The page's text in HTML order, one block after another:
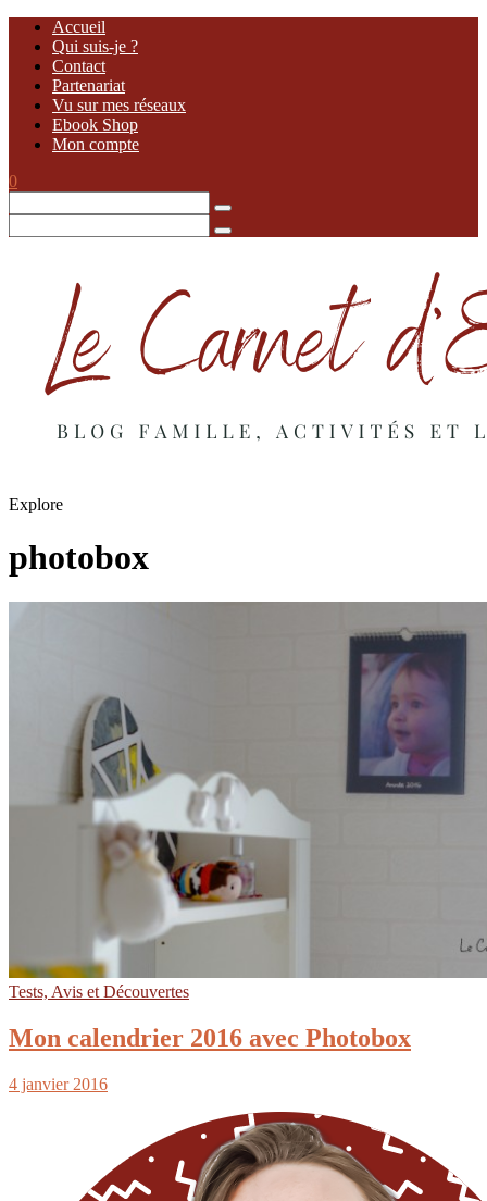
Accueil
Qui suis-je ?
Contact
Partenariat
Vu sur mes réseaux
Ebook Shop
Mon compte
0
Explore
photobox
Tests, Avis et Découvertes
Mon calendrier 2016 avec Photobox
4 janvier 2016